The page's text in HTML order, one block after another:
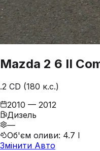
Mazda 2 6 II
.2 CD (180 к.с.)
2010 — 2012
Дизель
—
Об'єм оливи: 4.7 l
Змінити Авто